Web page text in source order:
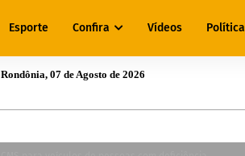
Esporte Confira Vídeos Política
Rondônia, 07 de Agosto de 2026